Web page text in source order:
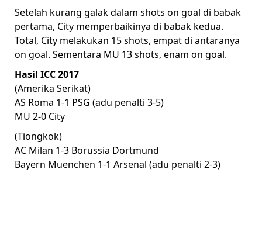
Setelah kurang galak dalam shots on goal di babak
pertama, City memperbaikinya di babak kedua.
Total, City melakukan 15 shots, empat di antaranya
on goal. Sementara MU 13 shots, enam on goal.
Hasil ICC 2017
(Amerika Serikat)
AS Roma 1-1 PSG (adu penalti 3-5)
MU 2-0 City
(Tiongkok)
AC Milan 1-3 Borussia Dortmund
Bayern Muenchen 1-1 Arsenal (adu penalti 2-3)